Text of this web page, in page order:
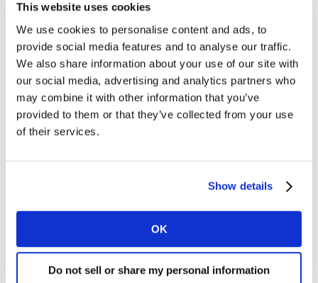
This website uses cookies
We use cookies to personalise content and ads, to
provide social media features and to analyse our traffic.
We also share information about your use of our site with
our social media, advertising and analytics partners who
may combine it with other information that you’ve
provided to them or that they’ve collected from your use
of their services.
Show details
OK
Do not sell or share my personal information
Sin sensación de riesgo, pero sí con
preocupación por el tema laboral
Aunque los datos sobre la confianza en la estabilidad
personal del puesto de trabajo hayan tenido un
crecimiento positivo, la preocupación por el tema
laboral como algo general sigue siendo elevada. Así, 4
de cada 10 españoles creen que aumentará el número
Esta opinión sobre el empleo influye en la opinión sobre
consumidores piensan que se mantendrán. Por su
parte, un 20% tiene dudas al respecto.
Las grandes compras, para tiempos mejores